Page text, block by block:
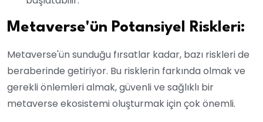
Metaverse'ün Potansiyel Riskleri:
Metaverse'ün sunduğu fırsatlar kadar, bazı riskleri de
beraberinde getiriyor. Bu risklerin farkında olmak ve
gerekli önlemleri almak, güvenli ve sağlıklı bir
metaverse ekosistemi oluşturmak için çok önemli.